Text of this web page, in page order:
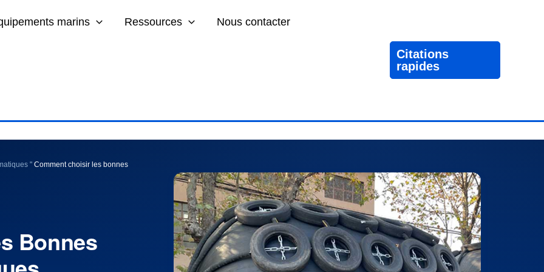
marins Ressources Nous contacter
Citations
rapides
" Comment choisir les bonnes
Bonnes